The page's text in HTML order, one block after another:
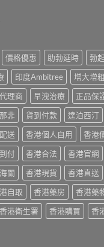
價格優惠 助勃延時
勃
印度Ambitree 增大增粗
理商 早洩治療 正品保
非 貨到付款 達泊西汀
送 香港個人自用 香港
付 香港合法 香港官網
關 香港現貨 香港直送
自取 香港藥房 香港藥
香港衛生署 香港購買 香